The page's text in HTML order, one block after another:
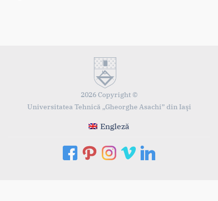
2026 Copyright ©
Universitatea Tehnică „Gheorghe Asachi” din Iaşi
Engleză